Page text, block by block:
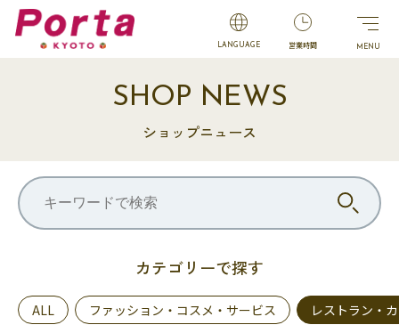
LANGUAGE 営業時間
SHOP NEWS
ショップニュース
カテゴリーで探す
ALL ファッション・コスメ・サービス レストラン・